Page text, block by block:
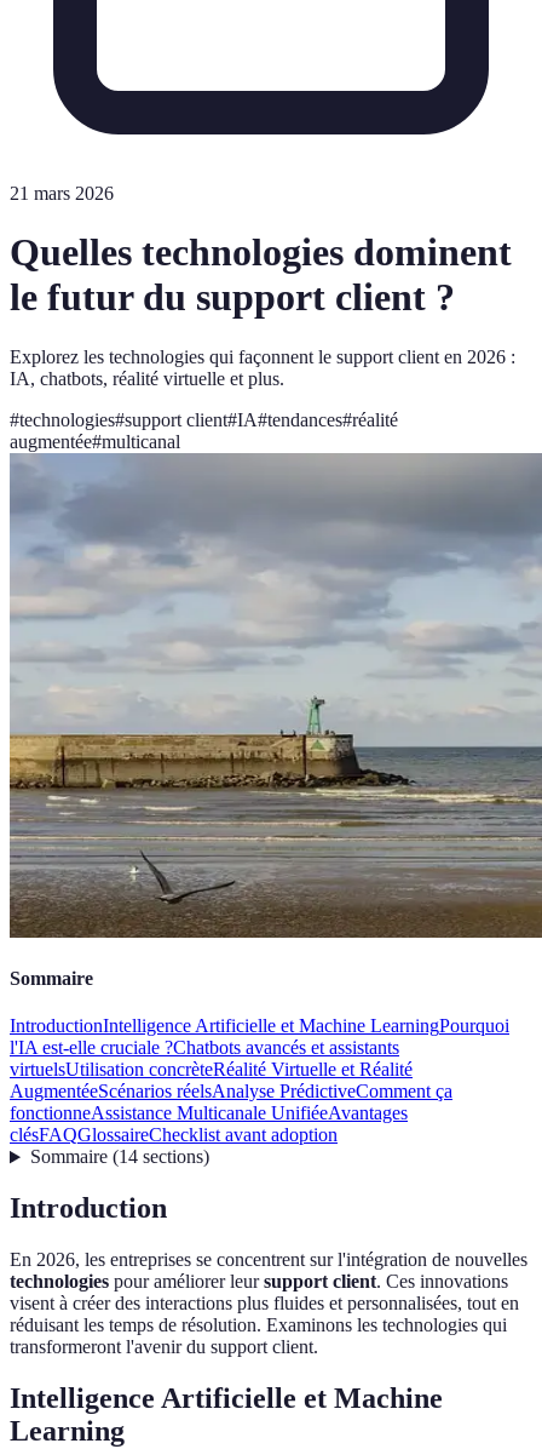
21 mars 2026
Quelles technologies dominent
le futur du support client ?
Explorez les technologies qui façonnent le support client en 2026 :
IA, chatbots, réalité virtuelle et plus.
#technologies#support client#IA#tendances#réalité
augmentée#multicanal
Sommaire
IntroductionIntelligence Artificielle et Machine LearningPourquoi
l'IA est-elle cruciale ?Chatbots avancés et assistants
virtuelsUtilisation concrèteRéalité Virtuelle et Réalité
AugmentéeScénarios réelsAnalyse PrédictiveComment ça
fonctionneAssistance Multicanale UnifiéeAvantages
clésFAQGlossaireChecklist avant adoption
Sommaire(14 sections)
Introduction
En 2026, les entreprises se concentrent sur l'intégration de nouvelles
technologies pour améliorer leursupport client. Ces innovations
visent à créer des interactions plus fluides et personnalisées, tout en
réduisant les temps de résolution. Examinons les technologies qui
transformeront l'avenir du support client.
Intelligence Artificielle et Machine
Learning